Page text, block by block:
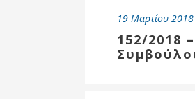
19 Μαρτίου 2018
152/2018